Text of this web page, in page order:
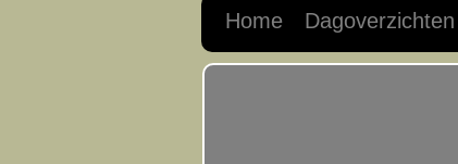
Home Dagoverzichten